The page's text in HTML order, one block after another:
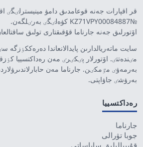
قر اقپارات جەنە قوعامدىق دامۋ مينيسترلٸگٸ
№KZ71VPY00084887 كۋەلٸگٸ بەرٸلگەن.
اۆتورلىق جەنە جارناما قۇقىقتارى تولىق
سايت ماتەريالدارىن پايدالانعاندا
مٸندەتتٸ. اۆتورلار پٸكٸرٸ مەن رەداكتسييا
بەرمەۋٸ مٷمكٸن. جارناما مەن
بەرۋشٸ جاۋاپتى.
رەداكتسييا
جارناما
جوبا تۋرالى